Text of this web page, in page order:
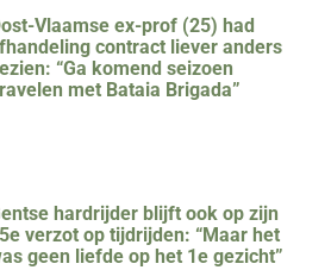
Vlaamse ex-prof (25) had
contract liever anders
“Ga komend seizoen
met Bataia Brigada”
hardrijder blijft ook op zijn
verzot op tijdrijden: “Maar het
geen liefde op het 1e gezicht”